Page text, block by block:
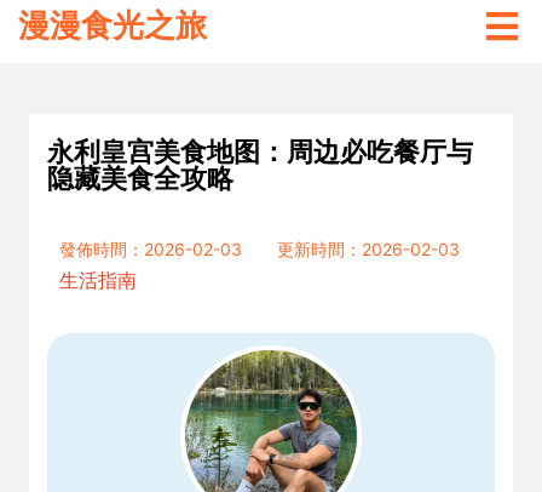
漫漫食光之旅
永利皇宫美食地图：周边必吃餐厅与
隐藏美食全攻略
發佈時間：2026-02-03
更新時間：2026-02-03
生活指南